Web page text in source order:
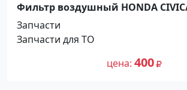
Фильтр воздушный HONDA CIVIC/
Краснодар
Запчасти
Запчасти для ТО
цена 400